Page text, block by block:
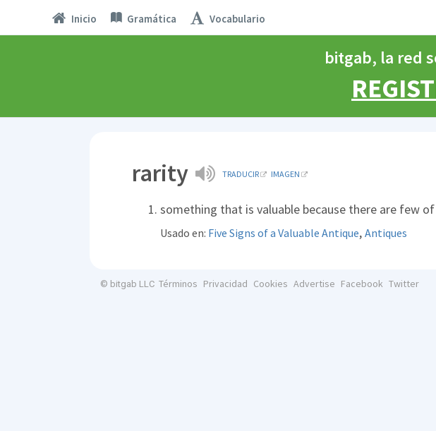
Inicio Gramática Vocabulario
bitgab, la red
rarity TRADUCIR IMAGEN
something that is valuable because there are few
Usado en: Five Signs of a Valuable Antique, Antiques
© bitgab LLC Términos Privacidad Cookies Advertise Facebook Twitter